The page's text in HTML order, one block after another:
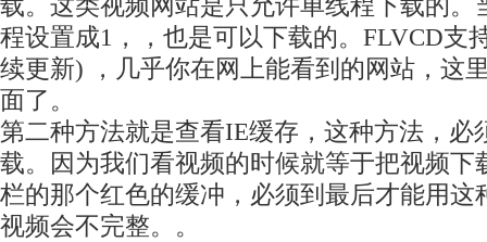
载。这类视频网站是只允许单线程下载的。
程设置成1，，也是可以下载的。FLVCD支
续更新) ，几乎你在网上能看到的网站，这
面了。
第二种方法就是查看IE缓存，这种方法，必
载。因为我们看视频的时候就等于把视频下
栏的那个红色的缓冲，必须到最后才能用这
视频会不完整。。